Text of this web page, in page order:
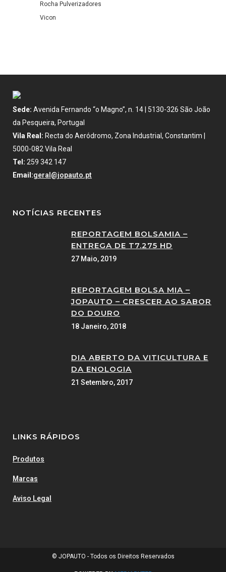
Rocha Pulverizadores
Vicon
Sede: Avenida Fernando “o Magno”, n. 14 | 5130-326 São João
da Pesqueira, Portugal
Vila Real: Recta do Aeródromo, Zona Industrial, Constantim |
5000-082 Vila Real
Tel: 259 342 147
Email:geral@jopauto.pt
NOTÍCIAS RECENTES
REPORTAGEM BOLSAMIA –
ENTREGA DE T7.275 HD
27 Maio, 2019
REPORTAGEM BOLSA MIA –
JOPAUTO – CRESCER AO SABOR
DO DOURO
18 Janeiro, 2018
DIA ABERTO DA VITICULTURA E
DA ENOLOGIA
21 Setembro, 2017
LINKS RÁPIDOS
Produtos
Marcas
Aviso Legal
© JOPAUTO - Todos os Direitos Reservados